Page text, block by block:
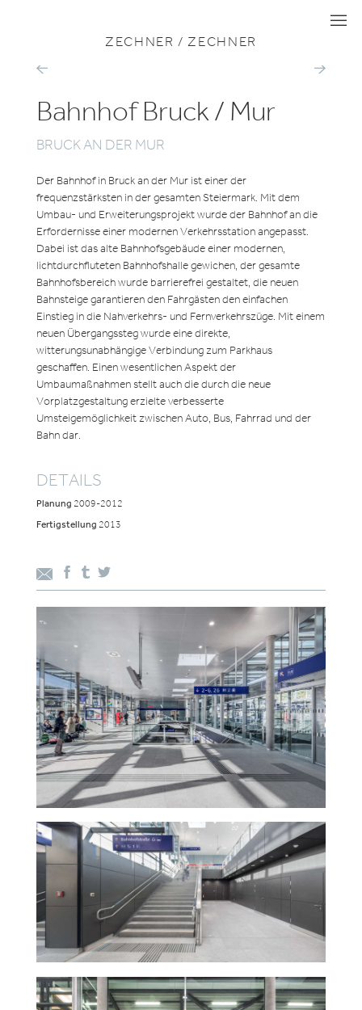
I
I
I
ZECHNER / ZECHNER
RAIL
Bahnhof Bruck / Mur
BRUCK AN DER MUR
Der Bahnhof in Bruck an der Mur ist einer der
frequenzstärksten in der gesamten Steiermark. Mit dem
Umbau- und Erweiterungsprojekt wurde der Bahnhof an die
Erfordernisse einer modernen Verkehrsstation angepasst.
Dabei ist das alte Bahnhofsgebäude einer modernen,
lichtdurchfluteten Bahnhofshalle gewichen, der gesamte
Bahnhofsbereich wurde barrierefrei gestaltet, die neuen
Bahnsteige garantieren den Fahrgästen den einfachen
Einstieg in die Nahverkehrs- und Fernverkehrszüge. Mit einem
neuen Übergangssteg wurde eine direkte,
witterungsunabhängige Verbindung zum Parkhaus
geschaffen. Einen wesentlichen Aspekt der
Umbaumaßnahmen stellt auch die durch die neue
Vorplatzgestaltung erzielte verbesserte
Umsteigemöglichkeit zwischen Auto, Bus, Fahrrad und der
Bahn dar.
DETAILS
Planung 2009-2012
Fertigstellung 2013